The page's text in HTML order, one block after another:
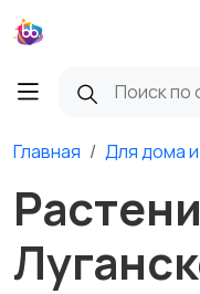
Главная Для дома